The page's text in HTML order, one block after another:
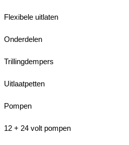
Flexibele uitlaten
Onderdelen
Trillingdempers
Uitlaatpetten
Pompen
12 + 24 volt pompen